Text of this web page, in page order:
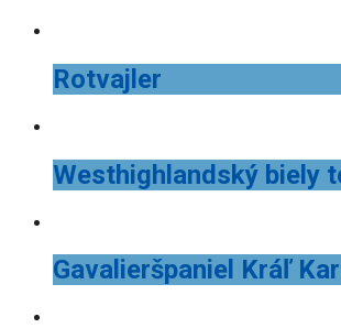
Rotvajler
Westhighlandský biely
Gavalieršpaniel Kráľ